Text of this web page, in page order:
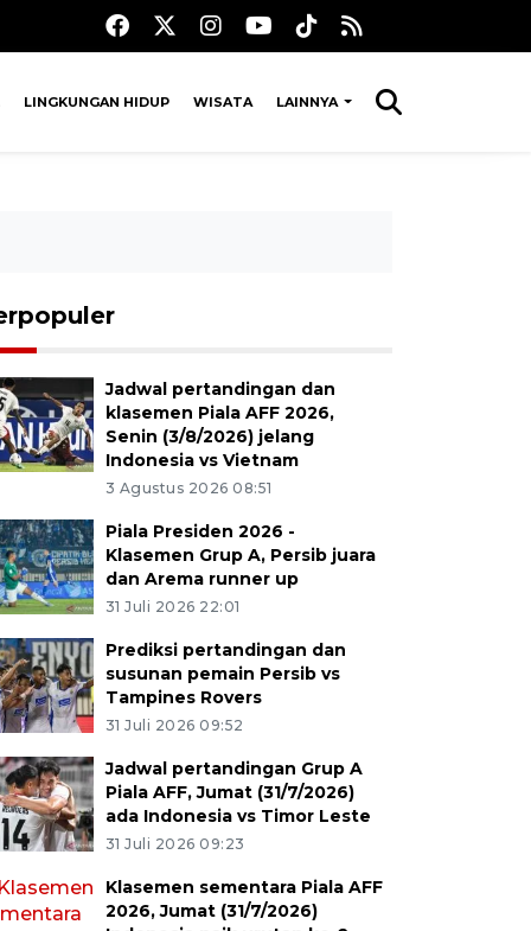
LINGKUNGAN HIDUP WISATA LAINNYA
Jadwal pertandingan dan
klasemen Piala AFF 2026,
Senin (3/8/2026) jelang
Indonesia vs Vietnam
3 Agustus 2026 08:51
Piala Presiden 2026 -
Klasemen Grup A, Persib juara
dan Arema runner up
31 Juli 2026 22:01
Prediksi pertandingan dan
susunan pemain Persib vs
Tampines Rovers
31 Juli 2026 09:52
Jadwal pertandingan Grup A
Piala AFF, Jumat (31/7/2026)
ada Indonesia vs Timor Leste
31 Juli 2026 09:23
Klasemen sementara Piala AFF
2026, Jumat (31/7/2026)